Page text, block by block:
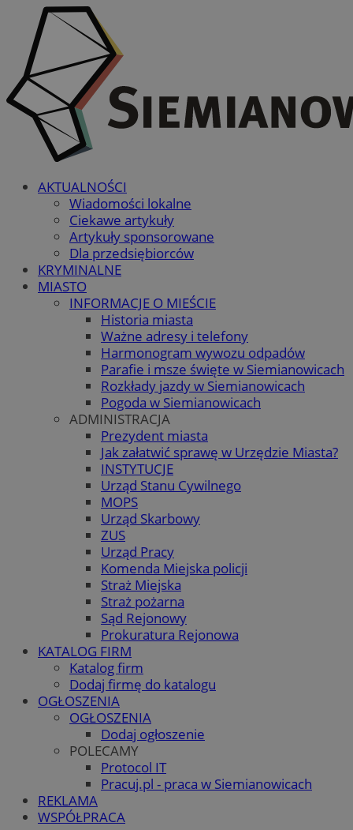
AKTUALNOŚCI
Wiadomości lokalne
Ciekawe artykuły
Artykuły sponsorowane
Dla przedsiębiorców
KRYMINALNE
MIASTO
INFORMACJE O MIEŚCIE
Historia miasta
Ważne adresy i telefony
Harmonogram wywozu odpadów
Parafie i msze święte w Siemianowicach
Rozkłady jazdy w Siemianowicach
Pogoda w Siemianowicach
ADMINISTRACJA
Prezydent miasta
Jak załatwić sprawę w Urzędzie Miasta?
INSTYTUCJE
Urząd Stanu Cywilnego
MOPS
Urząd Skarbowy
ZUS
Urząd Pracy
Komenda Miejska policji
Straż Miejska
Straż pożarna
Sąd Rejonowy
Prokuratura Rejonowa
KATALOG FIRM
Katalog firm
Dodaj firmę do katalogu
OGŁOSZENIA
OGŁOSZENIA
Dodaj ogłoszenie
POLECAMY
Protocol IT
Pracuj.pl - praca w Siemianowicach
REKLAMA
WSPÓŁPRACA